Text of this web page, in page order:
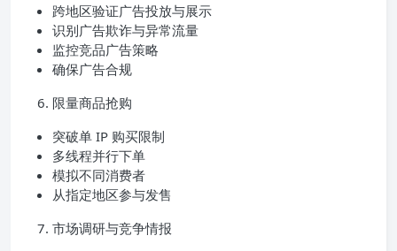
跨地区验证广告投放与展示
识别广告欺诈与异常流量
监控竞品广告策略
确保广告合规
限量商品抢购
突破单 IP 购买限制
多线程并行下单
模拟不同消费者
从指定地区参与发售
市场调研与竞争情报